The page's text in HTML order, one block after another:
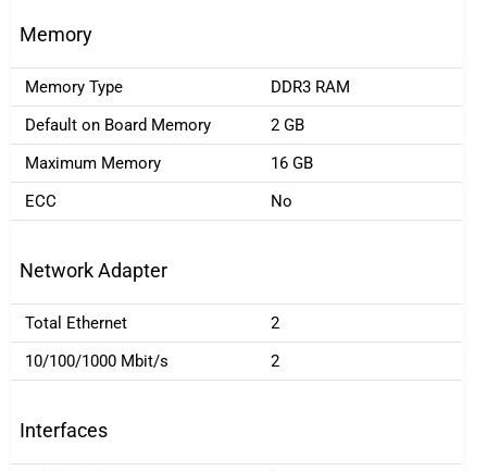
Memory
Memory Type
DDR3 RAM
Default on Board Memory
2 GB
Maximum Memory
16 GB
ECC
No
Network Adapter
Total Ethernet
2
10/100/1000 Mbit/s
2
Interfaces